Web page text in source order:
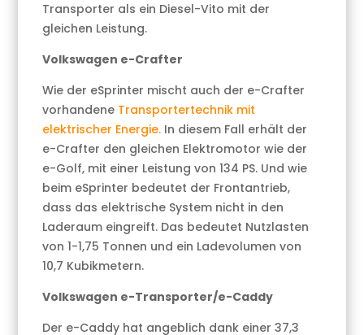
Transporter als ein Diesel-Vito mit der
gleichen Leistung.
Volkswagen e-Crafter
Wie der eSprinter mischt auch der e-Crafter
vorhandene Transportertechnik mit
elektrischer Energie. In diesem Fall erhält der
e-Crafter den gleichen Elektromotor wie der
e-Golf, mit einer Leistung von 134 PS. Und wie
beim eSprinter bedeutet der Frontantrieb,
dass das elektrische System nicht in den
Laderaum eingreift. Das bedeutet Nutzlasten
von 1-1,75 Tonnen und ein Ladevolumen von
10,7 Kubikmetern.
Volkswagen e-Transporter/e-Caddy
Der e-Caddy hat angeblich dank einer 37,3